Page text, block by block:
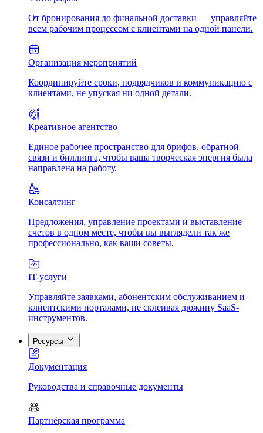
От бронирования до финальной доставки — управляйте
всем рабочим процессом с клиентами на одной панели.
Организация мероприятий
Координируйте сроки, подрядчиков и коммуникацию с
клиентами, не упуская ни одной детали.
Креативное агентство
Единое рабочее пространство для брифов, обратной
связи и биллинга, чтобы ваша творческая энергия была
направлена на работу.
Консалтинг
Предложения, управление проектами и выставление
счетов в одном месте, чтобы вы выглядели так же
профессионально, как ваши советы.
IT-услуги
Управляйте заявками, абонентским обслуживанием и
клиентскими порталами, не склеивая дюжину SaaS-
инструментов.
Ресурсы
Документация
Руководства и справочные документы
Партнёрская программа